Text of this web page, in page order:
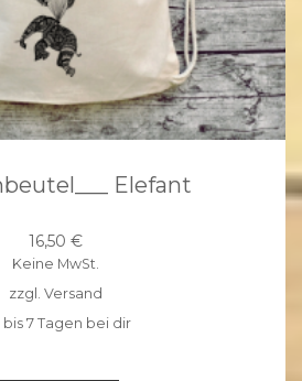
Elefant
16,50 €
Keine MwSt.
zzgl. Versand
bis 7 Tagen bei dir